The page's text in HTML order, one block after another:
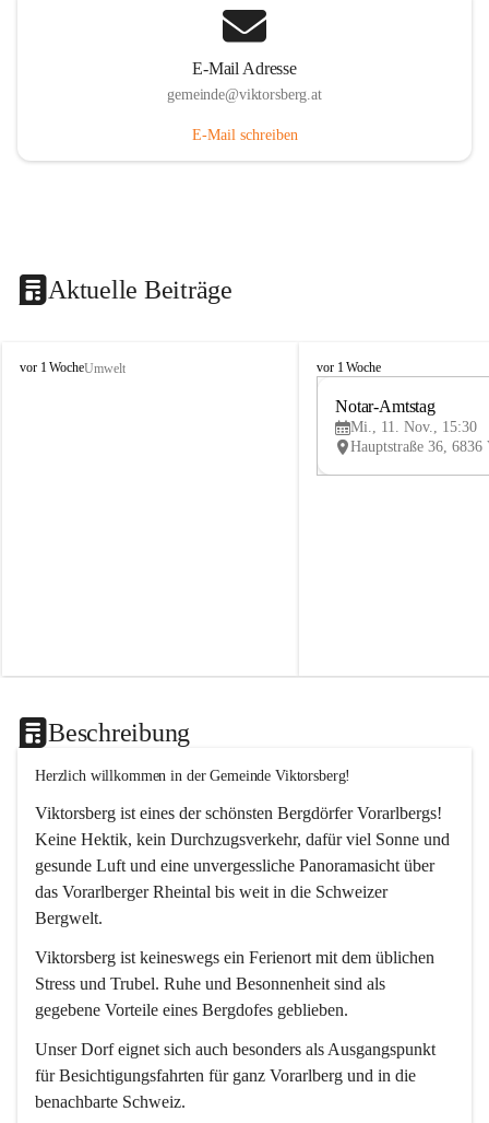
E-Mail Adresse
gemeinde@viktorsberg.at
E-Mail schreiben
Aktuelle Beiträge
V
vor 1 WocheUmwelt
V
vor 1 Woche
Notar-Amtstag
Mi., 11. Nov., 15:30
Beschreibung
Herzlich willkommen in der Gemeinde Viktorsberg!
Viktorsberg ist eines der schönsten Bergdörfer Vorarlbergs!
Keine Hektik, kein Durchzugsverkehr, dafür viel Sonne und
gesunde Luft und eine unvergessliche Panoramasicht über
das Vorarlberger Rheintal bis weit in die Schweizer
Bergwelt.
Viktorsberg ist keineswegs ein Ferienort mit dem üblichen
Stress und Trubel. Ruhe und Besonnenheit sind als
gegebene Vorteile eines Bergdofes geblieben.
Unser Dorf eignet sich auch besonders als Ausgangspunkt
für Besichtigungsfahrten für ganz Vorarlberg und in die
benachbarte Schweiz.